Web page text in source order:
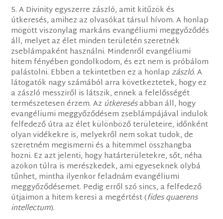
5. A Divinity egyszerre zászló, amit kitűzök és
útkeresés, amihez az olvasókat társul hívom. A honlap
mögött viszonylag markáns evangéliumi meggyőződés
áll, melyet az élet minden területén szeretnék
zseblámpaként használni. Mindenről evangéliumi
hitem fényében gondolkodom, és ezt nem is próbálom
palástolni. Ebben a tekintetben ez a honlapzászló. A
látogatók nagy számából arra következtetek, hogy ez
a zászló messziről is látszik, ennek a felelősségét
természetesen érzem. Az útkeresésabban áll, hogy
evangéliumi meggyőződésem zseblámpájával indulok
felfedező útra az élet különböző területeire, időnként
olyan vidékekre is, melyekről nem sokat tudok, de
szeretném megismerni és a hitemmel összhangba
hozni. Ez azt jelenti, hogy határterületekre, sőt, néha
azokon túlra is merészkedek, ami egyeseknek olybá
tűnhet, mintha ilyenkor feladnám evangéliumi
meggyőződésemet. Pedig erről szó sincs, a felfedező
útjaimon a hitem keresi a megértést (fidesquaerens
intellectum).